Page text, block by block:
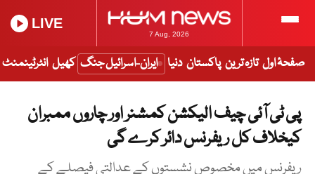
7 Aug, 2026
LIVE
صفحۂ اول تازہ ترین پاکستان دنیا ایران-اسرائیل جنگ کھیل انٹرٹینمنٹ
پی ٹی آئی چیف الیکشن کمشنر اور چاروں ممبران
کیخلاف کل ریفرنس دائر کرے گی
ریفرنس میں مخصوص نشستوں کے عدالتی فیصلے کے